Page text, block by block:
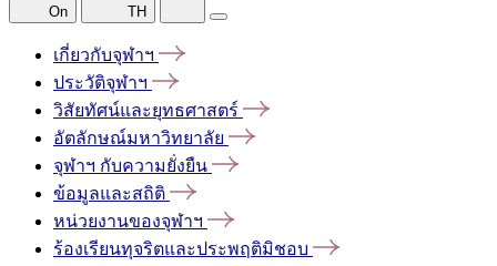
On TH
เกี่ยวกับจุฬาฯ
ประวัติจุฬาฯ
วิสัยทัศน์และยุทธศาสตร์
อัตลักษณ์มหาวิทยาลัย
จุฬาฯ กับความยั่งยืน
ข้อมูลและสถิติ
หน่วยงานของจุฬาฯ
ร้องเรียนทุจริตและประพฤติมิชอบ